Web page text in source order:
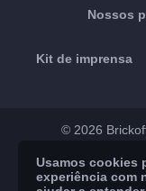
Nossos
Kit de imprensa
© 2026
App
Usamos cookies
experiência com